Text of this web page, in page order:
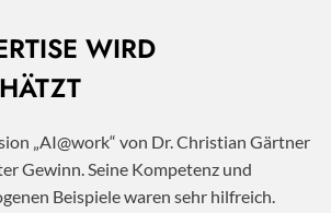
WIRD
„AI@work“ von Dr. Christian Gärtner
Gewinn. Seine Kompetenz und
Beispiele waren sehr hilfreich.